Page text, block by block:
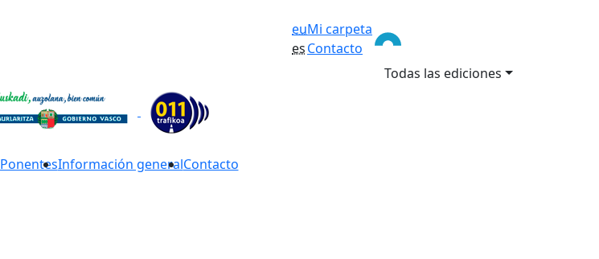
eu
es
Mi carpeta
Contacto
Todas las ediciones
PonentesInformación generalContacto